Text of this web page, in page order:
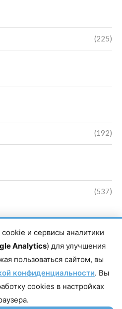
(225)
(192)
(537)
издания Магомаев Тимур Нухович.
94-34 Почта: vestiskfo@gmail.com По
пр-т Насрутдинова, д. 1а. Все
использование полных материалов
возможно только при условии
и сервисы аналитики
Analytics) для улучшения
пользоваться сайтом, вы
конфиденциальности. Вы
cookies в настройках